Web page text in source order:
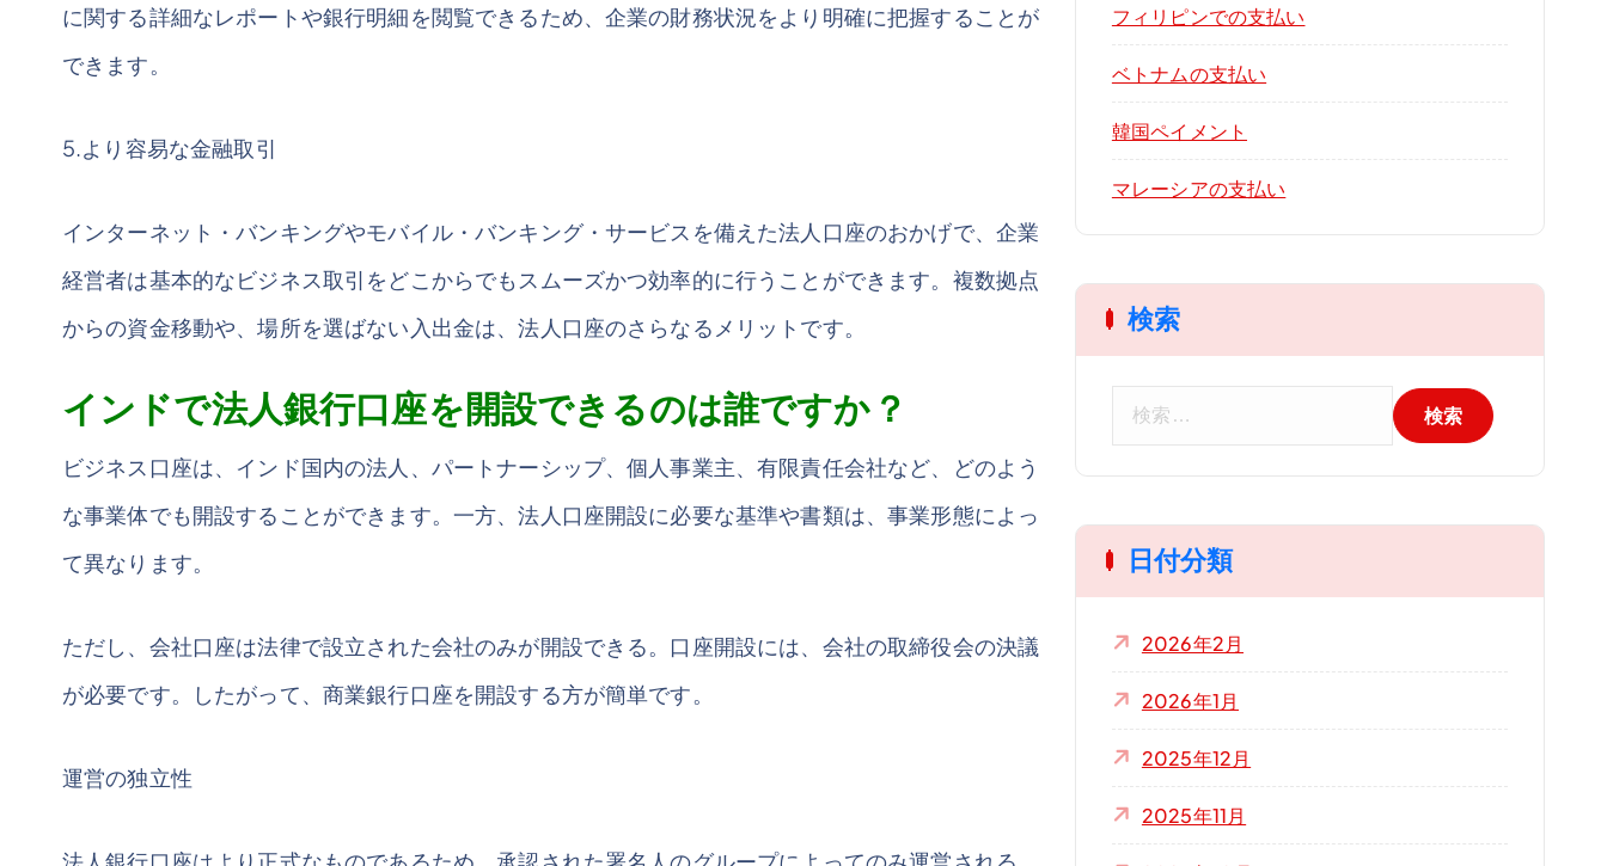
に関する詳細なレポートや銀行明細を閲覧できるため、企業の財務状況をより明確に把握することが
できます。
5.より容易な金融取引
インターネット・バンキングやモバイル・バンキング・サービスを備えた法人口座のおかげで、企業
経営者は基本的なビジネス取引をどこからでもスムーズかつ効率的に行うことができます。複数拠点
からの資金移動や、場所を選ばない入出金は、法人口座のさらなるメリットです。
インドで法人銀行口座を開設できるのは誰ですか？
ビジネス口座は、インド国内の法人、パートナーシップ、個人事業主、有限責任会社など、どのよう
な事業体でも開設することができます。一方、法人口座開設に必要な基準や書類は、事業形態によっ
て異なります。
ただし、会社口座は法律で設立された会社のみが開設できる。口座開設には、会社の取締役会の決議
が必要です。したがって、商業銀行口座を開設する方が簡単です。
運営の独立性
フィリピンでの支払い
ベトナムの支払い
韓国ペイメント
マレーシアの支払い
検索
日付分類
2026年2月
2026年1月
2025年12月
2025年11月